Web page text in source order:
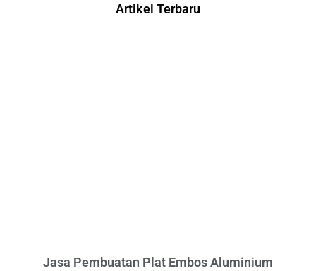
Artikel Terbaru
Jasa Pembuatan Plat Embos Aluminium